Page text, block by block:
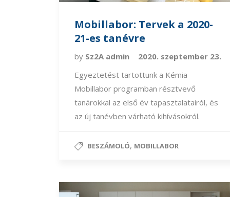
Mobillabor: Tervek a 2020-
21-es tanévre
by Sz2A admin
2020. szeptember 23.
Egyeztetést tartottunk a Kémia
Mobillabor programban résztvevő
tanárokkal az első év tapasztalatairól, és
az új tanévben várható kihívásokról.
BESZÁMOLÓ, MOBILLABOR